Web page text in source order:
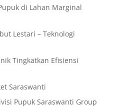
di Lahan Marginal
Lestari – Teknologi
Tingkatkan Efisiensi
Saraswanti
Pupuk Saraswanti Group